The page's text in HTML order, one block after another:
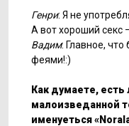
Генри: Я не
А вот хороший секс
Вадим: Главное,
феями!:)
Как думаете, есть
малоизведанной
именуеться